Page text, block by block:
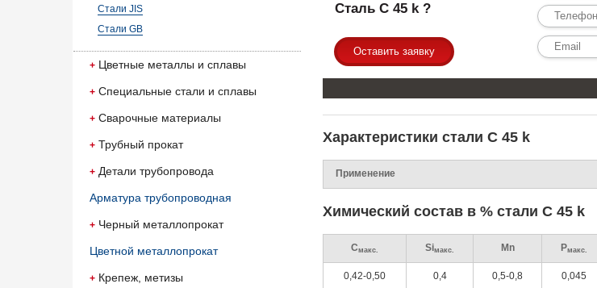
Стали JIS
Стали GB
Цветные металлы и сплавы
Специальные стали и сплавы
Сварочные материалы
Трубный прокат
Детали трубопровода
Арматура трубопроводная
Черный металлопрокат
Цветной металлопрокат
Крепеж, метизы
Сталь C 45 k ?
Оставить заявку
Характеристики стали C 45 k
Применение
Химический состав в % стали C 45 k
Cмакс. Siмакс. Mn Pмакс.
0,42-0,50 0,4 0,5-0,8 0,045